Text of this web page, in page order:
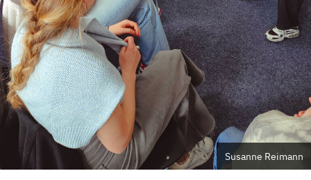
Susanne Reimann